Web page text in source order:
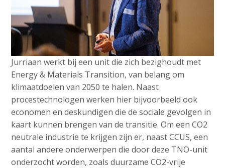
Jurriaan werkt bij een unit die zich bezighoudt met
Energy & Materials Transition, van belang om
klimaatdoelen van 2050 te halen. Naast
procestechnologen werken hier bijvoorbeeld ook
economen en deskundigen die de sociale gevolgen in
kaart kunnen brengen van de transitie. Om een CO2
neutrale industrie te krijgen zijn er, naast CCUS, een
aantal andere onderwerpen die door deze TNO-unit
onderzocht worden, zoals duurzame CO2-vrije